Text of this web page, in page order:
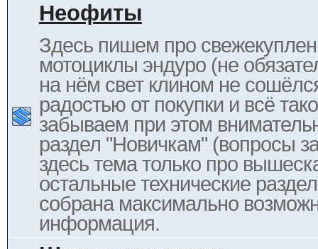
Неофиты
Здесь пишем про
мотоциклы эндуро (не
на нём свет клином не
радостью от покупки и всё
забываем при этом
раздел "Новичкам" (вопросы
здесь тема только про
остальные технические
собрана максимально
информация.